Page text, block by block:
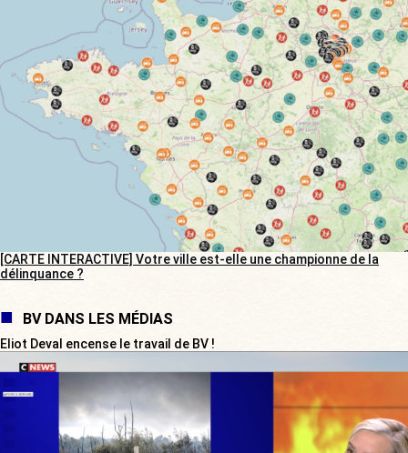
[CARTE INTERACTIVE] Votre ville est-elle une championne de la
délinquance ?
BV DANS LES MÉDIAS
Eliot Deval encense le travail de BV !